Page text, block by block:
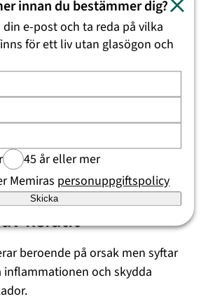
sitter i ögat
virus eller bakterier kan det vara
och svamp smittar inte på samma
i samband med skador eller
God hand- och lins­hygien
bakterier till hornhinnan.
keratit
beroende på orsak men syftar
och skydda
innan du bestämmer dig?
e-post och ta reda på vilka
för ett liv utan glasögon och
45 år eller mer
Memiras personuppgiftspolicy
Skicka